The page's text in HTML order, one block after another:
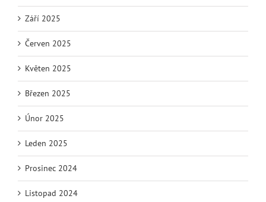
Září 2025
Červen 2025
Květen 2025
Březen 2025
Únor 2025
Leden 2025
Prosinec 2024
Listopad 2024